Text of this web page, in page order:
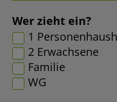
Wer zieht ein?
1
2 Erwachsene
Familie
WG